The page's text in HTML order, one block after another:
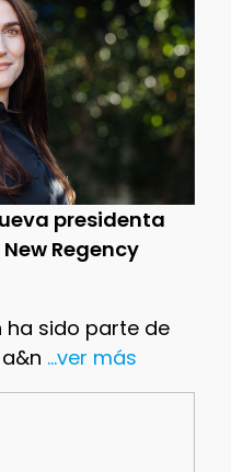
presidenta
Regency
ha sido parte de
...ver más